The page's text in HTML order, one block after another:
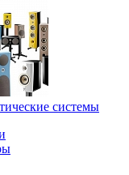
системы